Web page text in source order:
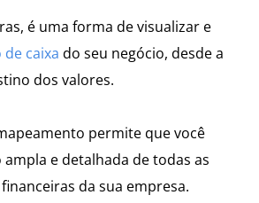
é uma forma de visualizar e
de caixa do seu negócio, desde a
dos valores.
permite que você
e detalhada de todas as
da sua empresa.